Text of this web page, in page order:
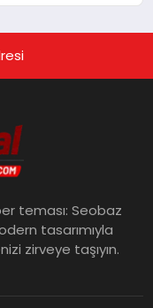
teması: Seobaz
tasarımıyla
zirveye taşıyın.